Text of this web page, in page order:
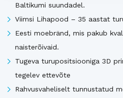
Baltikumi suundadel.
Viimsi Lihapood – 35 aastat
Eesti moebränd, mis pakub
naisterõivaid.
Tugeva turupositsiooniga 3D
tegelev ettevõte
Rahvusvaheliselt tunnustatud